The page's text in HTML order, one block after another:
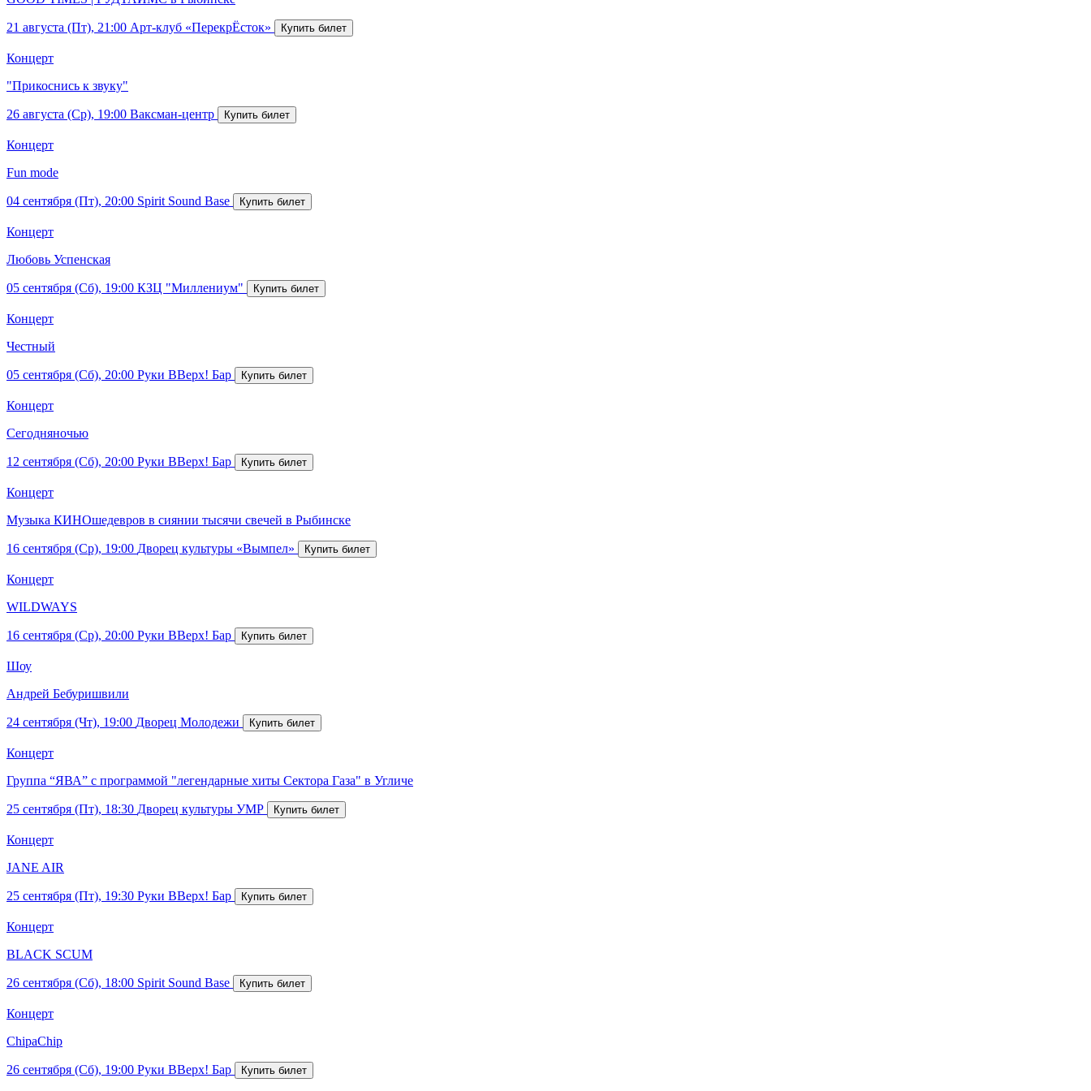
21 августа (Пт), 21:00 Арт-клуб «ПерекрЁсток»
Концерт
"Прикоснись к звуку"
26 августа (Ср), 19:00 Ваксман-центр
Концерт
Fun mode
04 сентября (Пт), 20:00 Spirit Sound Base
Концерт
Любовь Успенская
05 сентября (Сб), 19:00 КЗЦ "Миллениум"
Концерт
Честный
05 сентября (Сб), 20:00 Руки ВВерх! Бар
Концерт
Сегодняночью
12 сентября (Сб), 20:00 Руки ВВерх! Бар
Концерт
Музыка КИНОшедевров в сиянии тысячи свечей в Рыбинске
16 сентября (Ср), 19:00 Дворец культуры «Вымпел»
Концерт
WILDWAYS
16 сентября (Ср), 20:00 Руки ВВерх! Бар
Шоу
Андрей Бебуришвили
24 сентября (Чт), 19:00 Дворец Молодежи
Концерт
Группа “ЯВА” с программой "легендарные хиты Сектора Газа" в Угличе
25 сентября (Пт), 18:30 Дворец культуры УМР
Концерт
JANE AIR
25 сентября (Пт), 19:30 Руки ВВерх! Бар
Концерт
BLACK SCUM
26 сентября (Сб), 18:00 Spirit Sound Base
Концерт
ChipaChip
26 сентября (Сб), 19:00 Руки ВВерх! Бар